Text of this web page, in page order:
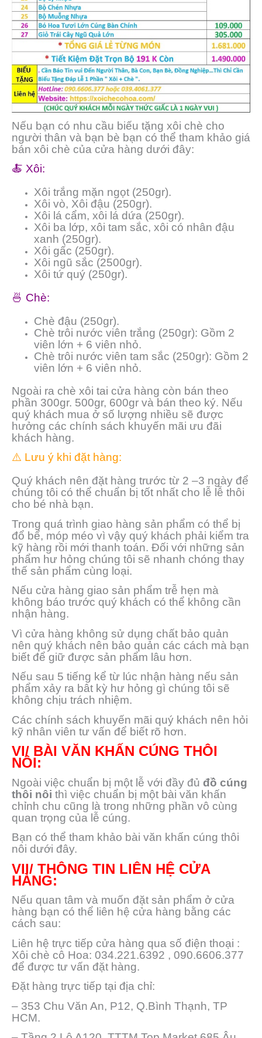
Nếu bạn có nhu cầu biếu tặng xôi chè cho
người thân và bạn bè bạn có thể tham khảo giá
bán xôi chè của cửa hàng dưới đây:
🍝 Xôi:
Xôi trắng mặn ngọt (250gr).
Xôi vò, Xôi đậu (250gr).
Xôi lá cẩm, xôi lá dứa (250gr).
Xôi ba lớp, xôi tam sắc, xôi có nhân đậu
xanh (250gr).
Xôi gấc (250gr).
Xôi ngũ sắc (2500gr).
Xôi tứ quý (250gr).
🍜 Chè:
Chè đậu (250gr).
Chè trôi nước viên trắng (250gr): Gồm 2
viên lớn + 6 viên nhỏ.
Chè trôi nước viên tam sắc (250gr): Gồm 2
viên lớn + 6 viên nhỏ.
Ngoài ra chè xôi tai cửa hàng còn bán theo
phần 300gr. 500gr, 600gr và bán theo ký. Nếu
quý khách mua ở số lượng nhiều sẽ được
hưởng các chính sách khuyến mãi ưu đãi
khách hàng.
⚠️ Lưu ý khi đặt hàng:
Quý khách nên đặt hàng trước từ 2 –3 ngày để
chúng tôi có thể chuẩn bị tốt nhất cho lễ lễ thôi
cho bé nhà bạn.
Trong quá trình giao hàng sản phẩm có thể bị
đổ bể, móp méo vì vậy quý khách phải kiểm tra
kỹ hàng rồi mới thanh toán. Đối với những sản
phẩm hư hỏng chúng tôi sẽ nhanh chóng thay
thế sản phẩm cùng loại.
Nếu cửa hàng giao sản phẩm trễ hẹn mà
không báo trước quý khách có thể không cần
nhận hàng.
Vì cửa hàng không sử dụng chất bảo quản
nên quý khách nên bảo quản các cách mà bạn
biết để giữ được sản phẩm lâu hơn.
Nếu sau 5 tiếng kể từ lúc nhận hàng nếu sản
phẩm xảy ra bât kỳ hư hỏng gì chúng tôi sẽ
không chịu trách nhiệm.
Các chính sách khuyến mãi quý khách nên hỏi
kỹ nhân viên tư vấn để biết rõ hơn.
VI/ BÀI VĂN KHẤN CÚNG THÔI
NÔI:
Ngoài việc chuẩn bị một lễ với đầy đủ đồ cúng
thôi nôi thì việc chuẩn bị một bài văn khấn
chỉnh chu cũng là trong những phần vô cùng
quan trọng của lễ cúng.
Bạn có thể tham khảo bài văn khấn cúng thôi
nôi dưới đây.
VII/ THÔNG TIN LIÊN HỆ CỬA
HÀNG:
Nếu quan tâm và muốn đặt sản phẩm ở cửa
hàng bạn có thể liên hệ cửa hàng bằng các
cách sau:
Liên hệ trực tiếp cửa hàng qua số điện thoại :
Xôi chè cô Hoa: 034.221.6392 , 090.6606.377
để được tư vấn đặt hàng.
Đặt hàng trực tiếp tại địa chỉ:
– 353 Chu Văn An, P12, Q.Bình Thạnh, TP
HCM.